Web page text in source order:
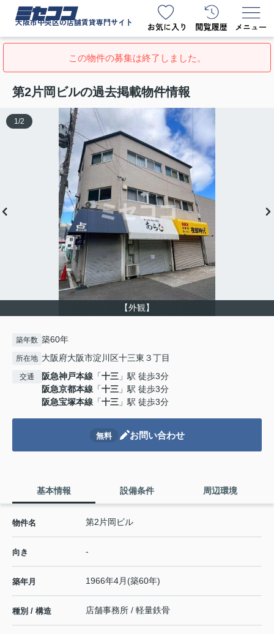
ミセココ
大阪市中央区の店舗賃貸専門サイト
この物件の募集は終了しました。
第2片岡ビルの過去掲載物件情報
【外観】
1 /2
築年数 築60年
所在地 大阪府大阪市淀川区十三東３丁目
交通 阪急神戸本線 「十三 」駅 徒歩3分
阪急京都本線 「十三 」駅 徒歩3分
阪急宝塚本線 「十三 」駅 徒歩3分
無料 お問い合わせ
基本情報 設備条件 周辺環境
物件名 第2片岡ビル
向き -
築年月 1966年4月(築60年)
種別 / 構造 店舗事務所 / 軽量鉄骨